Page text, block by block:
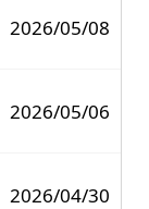
2026/05/08
2026/05/06
2026/04/30